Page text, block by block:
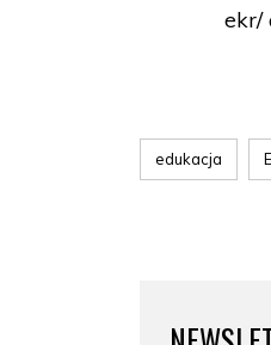
ekr/
edukacja